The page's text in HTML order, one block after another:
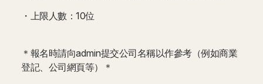
・上限人數：10位
＊報名時請向admin提交公司名稱以作參考（例如商業
登記、公司網頁等）＊